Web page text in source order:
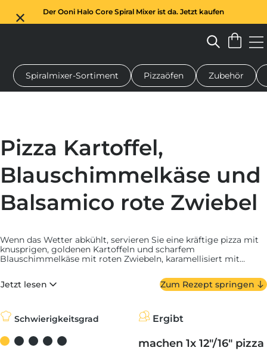
Der Ooni Halo Core Spiral Mixer ist da. Jetzt kaufen
Pizzaofen Teigmischer Geschenke Servierbretter
Spiralmixer-Sortiment Pizzaöfen Zubehör
Pizza Kartoffel,
Blauschimmelkäse und
Balsamico rote Zwiebel
Wenn das Wetter abkühlt, servieren Sie eine kräftige pizza mit
knusprigen, goldenen Kartoffeln und scharfem
Blauschimmelkäse mit roten Zwiebeln, karamellisiert mit
Jetzt lesen
Zum Rezept springen
Schwierigkeitsgrad Ergibt
machen 1x 12"/16" pizza